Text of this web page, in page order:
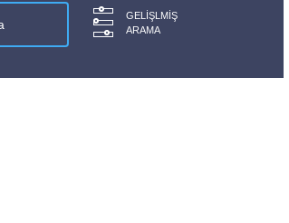
GELIŞLMIŞ
ARAMA